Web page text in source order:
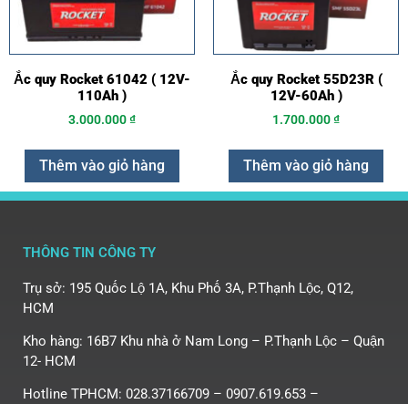
Ắc quy Rocket 61042 ( 12V-
110Ah )
3.000.000₫
Thêm vào giỏ hàng
Ắc quy Rocket 55D23R (
12V-60Ah )
1.700.000₫
Thêm vào giỏ hàng
THÔNG TIN CÔNG TY
Trụ sở: 195 Quốc Lộ 1A, Khu Phố 3A, P.Thạnh Lộc, Q12,
HCM
Kho hàng: 16B7 Khu nhà ở Nam Long – P.Thạnh Lộc – Quận
12- HCM
Hotline TPHCM: 028.37166709 – 0907.619.653 –